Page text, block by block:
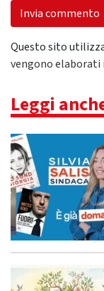
Questo sito
vengono elaborati
Leggi